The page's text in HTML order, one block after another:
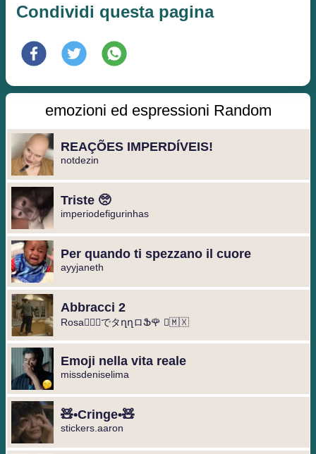
Condividi questa pagina
emozioni ed espressioni Random
REAÇÕES IMPERDÍVEIS!
notdezin
Triste 🥺
imperiodefigurinhas
Per quando ti spezzano il cuore
ayyjaneth
Abbracci 2
Rosa🧘🏻‍♀️でタղղロՖ🌹 ⃢🇲🇽
Emoji nella vita reale
missdeniselima
🧸•Cringe•🧸
stickers.aaron